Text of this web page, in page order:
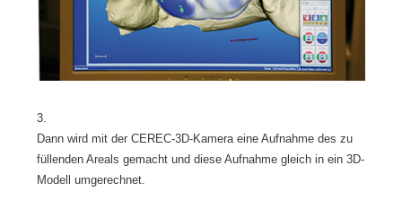
3.
Dann wird mit der CEREC-3D-Kamera eine Aufnahme des zu
füllenden Areals gemacht und diese Aufnahme gleich in ein 3D-
Modell umgerechnet.